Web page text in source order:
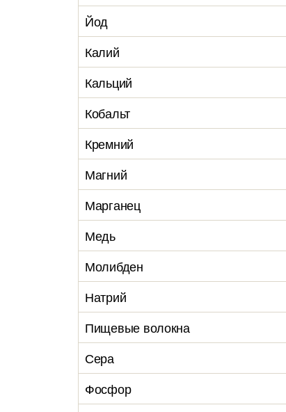
Йод
Калий
Кальций
Кобальт
Кремний
Магний
Марганец
Медь
Молибден
Натрий
Пищевые волокна
Сера
Фосфор